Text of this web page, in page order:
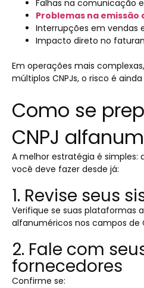
Falhas na comunicação
Problemas na emissão
Interrupções em vendas
Impacto direto no
Em operações mais
múltiplos CNPJs, o risco é
Como se
CNPJ
A melhor estratégia é simples:
você deve fazer desde já:
1. Revise seus
Verifique se suas plataformas
alfanuméricos nos campos de
2. Fale com
fornecedores
Confirme se: